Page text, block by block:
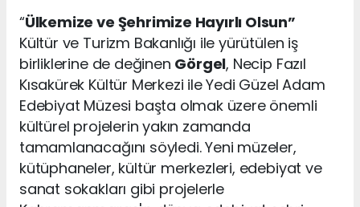
“Ülkemize ve Şehrimize Hayırlı Olsun”
Kültür ve Turizm Bakanlığı ile yürütülen iş
birliklerine de değinen Görgel, Necip Fazıl
Kısakürek Kültür Merkezi ile Yedi Güzel Adam
Edebiyat Müzesi başta olmak üzere önemli
kültürel projelerin yakın zamanda
tamamlanacağını söyledi. Yeni müzeler,
kütüphaneler, kültür merkezleri, edebiyat ve
sanat sokakları gibi projelerle